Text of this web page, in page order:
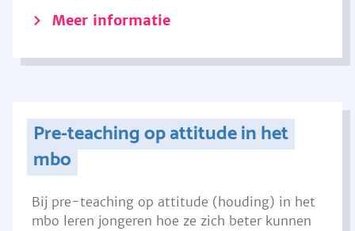
Meer informatie
Pre-teaching op attitude in het
mbo
Bij pre-teaching op attitude (houding) in het
mbo leren jongeren hoe ze zich beter kunnen